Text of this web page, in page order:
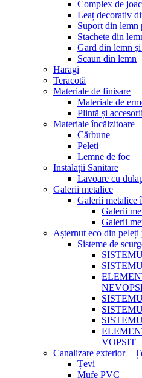
Complex de
Leaț decorativ
Suport din lemn
Ștachete din
Gard din lemn
Scaun din lemn
Haragi
Teracotă
Materiale de finisare
Materiale de
Plintă și accesorii
Materiale încălzitoare
Cărbune
Peleți
Lemne de foc
Instalații Sanitare
Lavoare cu
Galerii metalice
Galerii metalice
Galerii
Galerii
Așternut eco din peleți
Sisteme de
VOPSIT
Canalizare exterior –
Țevi
Mufe PVC